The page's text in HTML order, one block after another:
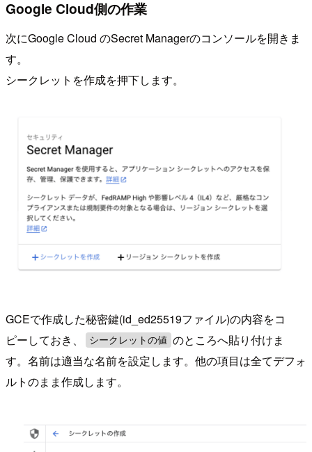
Google Cloud側の作業
次にGoogle Cloud のSecret Managerのコンソールを開きま
す。
シークレットを作成を押下します。
GCEで作成した秘密鍵(id_ed25519ファイル)の内容をコ
ピーしておき、
シークレットの値 のところへ貼り付けま
す。名前は適当な名前を設定します。他の項目は全てデフォ
ルトのまま作成します。